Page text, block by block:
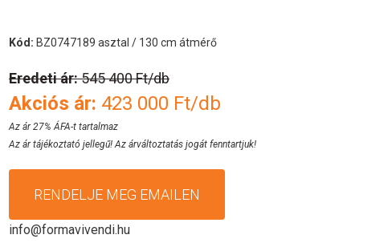
Kód: BZ0747189 asztal / 130 cm átmérő
Eredeti ár:545 400 Ft/db
Akciós ár: 423 000 Ft/db
Az ár 27% ÁFA-t tartalmaz
Az ár tájékoztató jellegű! Az árváltoztatás jogát fenntartjuk!
RENDELJE MEG EMAILEN
info@formavivendi.hu